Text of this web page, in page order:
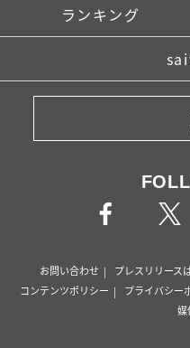
ランキング
お問い合わせ プレスリリース
コンテンツポリシー
プライバシー
媒